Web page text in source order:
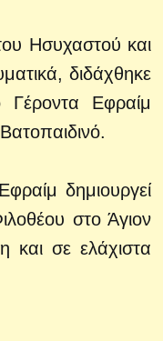
Ησυχαστού και
διδάχθηκε
Εφραίμ
δημιουργεί
στο Άγιον
και σε ελάχιστα